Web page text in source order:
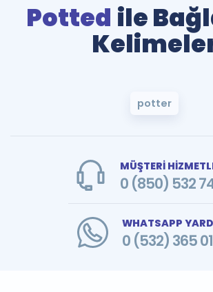
Potted ile
potter
MÜŞTERİ
0 (850) 532
WHATSAPP
0 (532) 365